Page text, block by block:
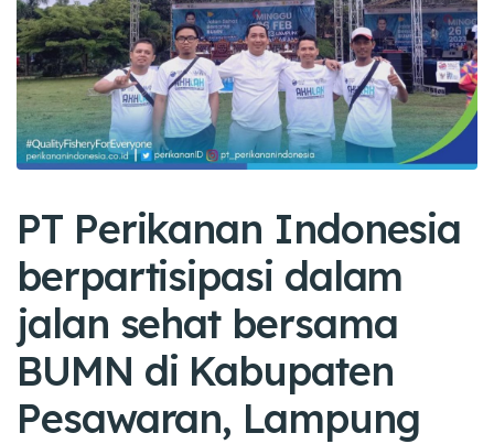
PT Perikanan Indonesia
berpartisipasi dalam
jalan sehat bersama
BUMN di Kabupaten
Pesawaran, Lampung